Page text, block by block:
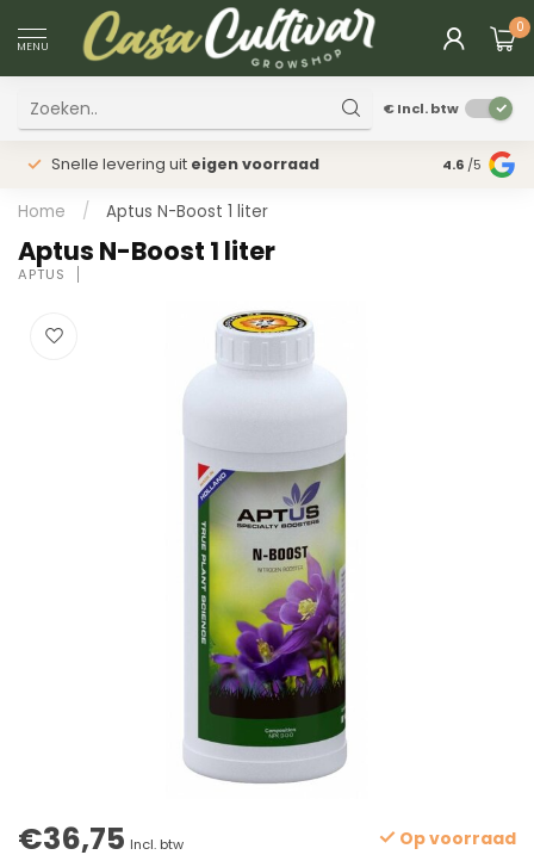
MENU
0
€Incl. btw
Snelle levering uit eigen voorraad Fysieke
4.6 /5
Home / Aptus N-Boost 1 liter
Aptus N-Boost 1 liter
APTUS
€36,75 Incl. btw Op voorraad